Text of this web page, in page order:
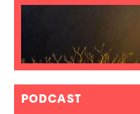
PODCAST